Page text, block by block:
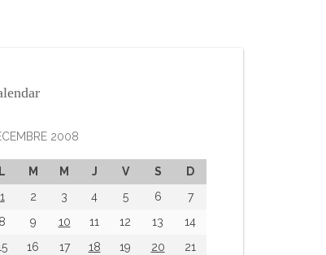
2008
L M M J V S
D
1
2 3 4 5 6
7
8
9 10 11 12 13
14
16 17 18 19 20
21